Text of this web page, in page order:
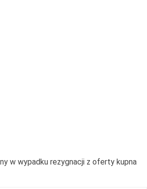
w wypadku rezygnacji z oferty kupna